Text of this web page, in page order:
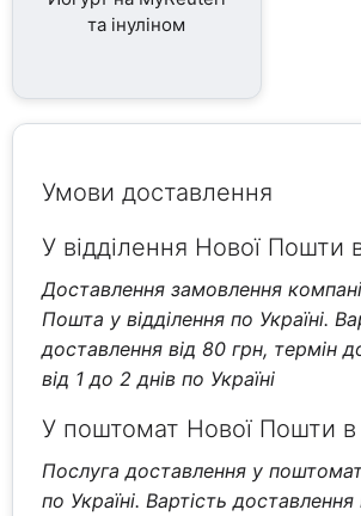
та інуліном
Умови доставлення
У відділення Нової Пошти в
Доставлення замовлення
Пошта у відділення по Україні.
доставлення від 80 грн, термін
від 1 до 2 днів по Україні
У поштомат Нової Пошти в
Послуга доставлення у
по Україні. Вартість доставлення